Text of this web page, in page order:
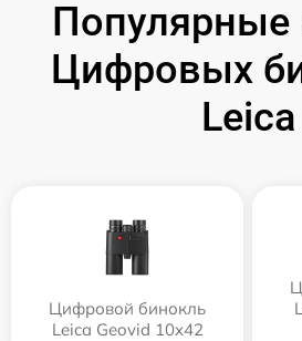
Популярные
Цифровых
Leica
Цифровой бинокль
Leica Geovid 10x42